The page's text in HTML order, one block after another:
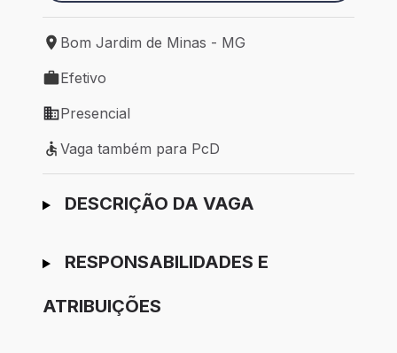
Local de trabalho: Bom Jardim de Minas - MG
Bom Jardim de Minas - MG
Tipo de vaga: Efetivo
Efetivo
Modelo de trabalho: Presencial
Presencial
Vaga também para PcD
Vaga também para PcD
Ir para candidatura
DESCRIÇÃO DA VAGA
RESPONSABILIDADES E
ATRIBUIÇÕES